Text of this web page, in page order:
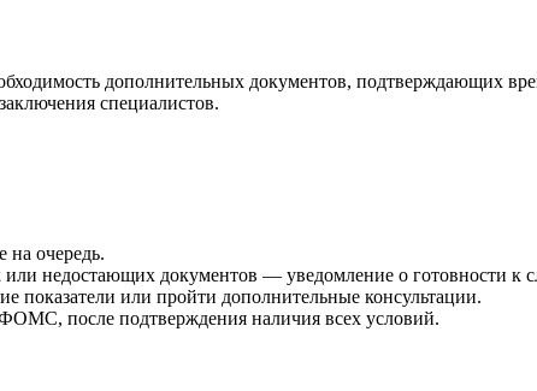
дополнительных документов, подтверждающих
специалистов.
на очередь.
недостающих документов — уведомление о готовности к
показатели или пройти дополнительные консультации.
после подтверждения наличия всех условий.